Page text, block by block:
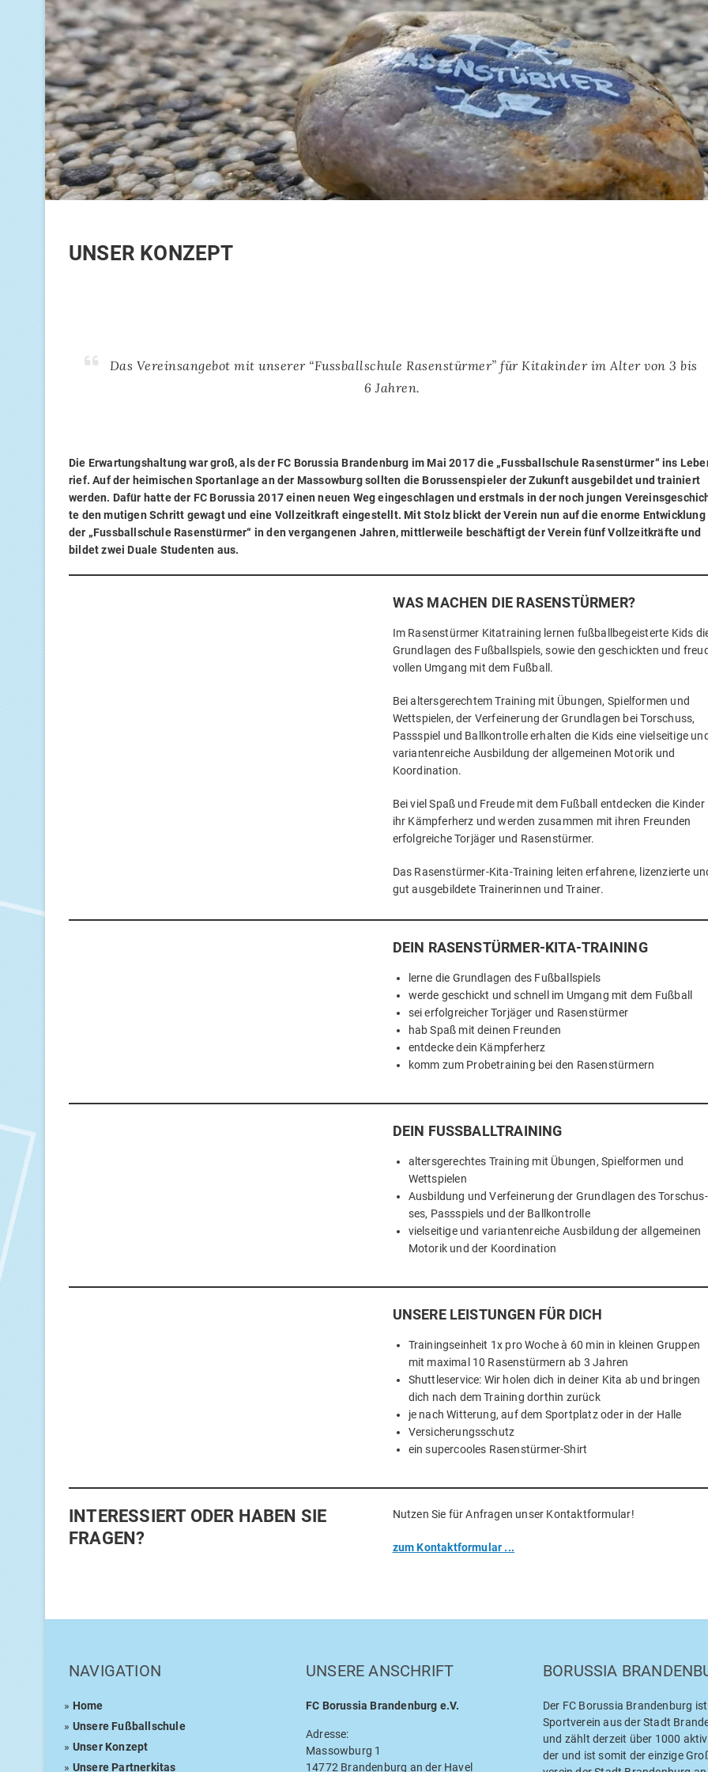
UNSER KON­ZEPT
Das Ver­eins­an­ge­bot mit unse­rer “Fuss­ball­schu­le Rasen­stür­mer” für Kita­kin­der im Alter von 3 bis
6 Jahren.
Die Erwar­tungs­hal­tung war groß, als der FC Borus­sia Bran­den­burg im Mai 2017 die „Fuss­ball­schu­le Rasen­stür­mer“ ins
rief. Auf der hei­mi­schen Sport­an­la­ge an der Massow­burg soll­ten die Borus­sen­spie­ler der Zukunft aus­ge­bil­det und trai­niert
wer­den. Dafür hat­te der FC Borus­sia 2017 einen neu­en Weg ein­ge­schla­gen und erst­mals in der noch jun­gen
te den muti­gen Schritt gewagt und eine Voll­zeit­kraft ein­ge­stellt. Mit Stolz blickt der Ver­ein nun auf die enor­me Ent­wick­lung
der „Fuss­ball­schu­le Rasen­stür­mer“ in den ver­gan­ge­nen Jah­ren, mitt­ler­wei­le beschäf­tigt der Ver­ein fünf Voll­zeit­kräf­te und
bil­det zwei Dua­le Stu­den­ten aus.
WAS MACHEN DIE RASENSTÜRMER?
Im Rasen­stür­mer Kita­trai­ning ler­nen fuß­ball­be­geis­ter­te Kids
Grund­la­gen des Fuß­ball­spiels, sowie den geschick­ten und
vol­len Umgang mit dem Fußball.
Bei alters­ge­rech­tem Trai­ning mit Übun­gen, Spiel­for­men und
Wett­spie­len, der Ver­fei­ne­rung der Grund­la­gen bei Tor­schuss,
Pass­spiel und Ball­kon­trol­le erhal­ten die Kids eine viel­sei­ti­ge
vari­an­ten­rei­che Aus­bil­dung der all­ge­mei­nen Moto­rik und
Koordination.
Bei viel Spaß und Freu­de mit dem Fuß­ball ent­de­cken die Kin­der
ihr Kämp­fer­herz und wer­den zusam­men mit ihren Freun­den
erfolg­rei­che Tor­jä­ger und Rasenstürmer.
Das Rasen­stür­mer-Kita-Trai­ning lei­ten erfah­re­ne, lizen­zier­te
gut aus­ge­bil­de­te Trai­ne­rin­nen und Trainer.
DEIN RASEN­STÜR­MER-KITA-TRAI­NING
ler­ne die Grund­la­gen des Fußballspiels
wer­de geschickt und schnell im Umgang mit dem Fußball
sei erfolg­rei­cher Tor­jä­ger und Rasenstürmer
hab Spaß mit dei­nen Freunden
ent­de­cke dein Kämpferherz
komm zum Pro­be­trai­ning bei den Rasenstürmern
DEIN FUSS­BALL­TRAI­NING
alters­ge­rech­tes Trai­ning mit Übun­gen, Spiel­for­men und
Wettspielen
Aus­bil­dung und Ver­fei­ne­rung der Grund­la­gen des Tor­schus­
ses, Pass­spiels und der Ballkontrolle
viel­sei­ti­ge und vari­an­ten­rei­che Aus­bil­dung der all­ge­mei­nen
Moto­rik und der Koordination
UNSE­RE LEIS­TUN­GEN FÜR DICH
Trai­nings­ein­heit 1x pro Woche à 60 min in klei­nen Grup­pen
mit maxi­mal 10 Rasen­stür­mern ab 3 Jahren
Shut­tle­ser­vice: Wir holen dich in dei­ner Kita ab und brin­gen
dich nach dem Trai­ning dort­hin zurück
je nach Wit­te­rung, auf dem Sport­platz oder in der Halle
Ver­si­che­rungs­schutz
ein super­coo­les Rasenstürmer-Shirt
INTER­ES­SIERT ODER HABEN SIE
FRAGEN?
Nut­zen Sie für Anfra­gen unser Kontaktformular!
zum Kon­takt­for­mu­lar ...
NAVI­GA­TI­ON
» Home
» Unse­re Fußballschule
» Unser Kon­zept
» Unse­re Partnerkitas
UNSE­RE ANSCHRIFT
FC Borus­sia Bran­den­burg e.V.
Adres­se:
Massow­burg 1
14772 Bran­den­burg an der Havel
BORUS­SIA
Der FC Borus­sia Bran­den­burg
Sport­ver­ein aus der Stadt
und zählt der­zeit über 1000
der und ist somit der ein­zi­ge